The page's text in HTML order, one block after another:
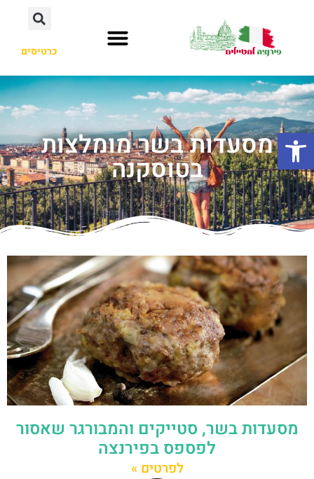
כרטיסים
מסעדות בשר מומלצות
בטוסקנה
מסעדות בשר, סטייקים והמבורגר שאסור
לפספס בפירנצה
לפרטים »
פתח סרגל נגישות